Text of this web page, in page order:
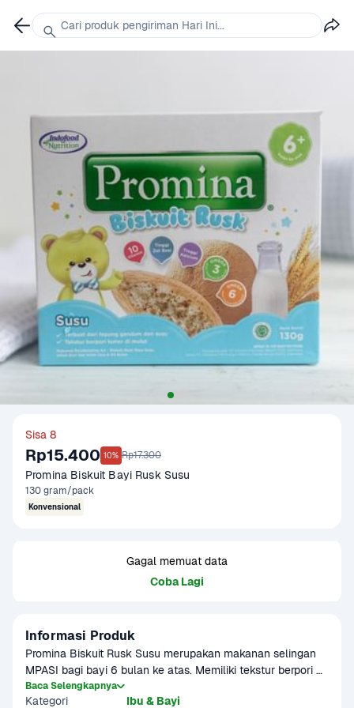
Sisa 8
Rp15.400 10% Rp17.300
Promina Biskuit Bayi Rusk Susu
130 gram/pack
Konvensional
Gagal memuat data
Coba Lagi
Informasi Produk
Promina Biskuit Rusk Susu merupakan makanan selingan
MPASI bagi bayi 6 bulan ke atas. Memiliki tekstur berpori
yang mudah lumer di mulut, selain itu mengandung susu
yang gurih dan nikmat untuk bayi, Dapat melatih proses
Baca Selengkapnya
Kategori Ibu & Bayi
Cari produk pengiriman Hari Ini...